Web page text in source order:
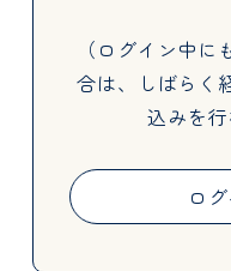
About
Activities
（ログイン中
合は、しばらく
込みを行
ロ